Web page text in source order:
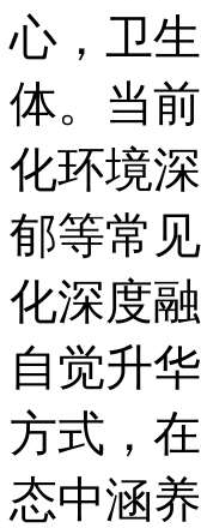
心，卫
体。当
化环境
郁等常
化深度
自觉升
方式，
态中涵